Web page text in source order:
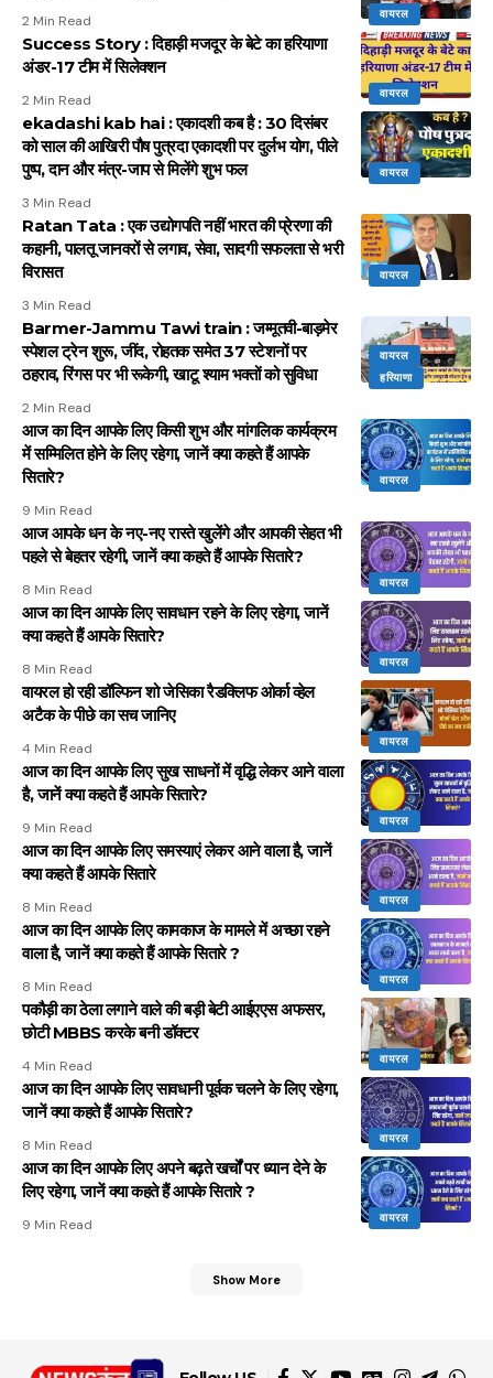
वायरल
2 Min Read
वायरल
Success Story : दिहाड़ी मजदूर के बेटे का हरियाणा
अंडर-17 टीम में सिलेक्शन
2 Min Read
वायरल
ekadashi kab hai : एकादशी कब है : 30 दिसंबर
को साल की आखिरी पौष पुत्रदा एकादशी पर दुर्लभ योग, पीले
पुष्प, दान और मंत्र-जाप से मिलेंगे शुभ फल
3 Min Read
वायरल
Ratan Tata : एक उद्योगपति नहीं भारत की प्रेरणा की
कहानी, पालतू जानवरों से लगाव, सेवा, सादगी सफलता से भरी
विरासत
3 Min Read
वायरल
हरियाणा
Barmer-Jammu Tawi train : जम्मूतवी-बाड़मेर
स्पेशल ट्रेन शुरू, जींद, रोहतक समेत 37 स्टेशनों पर
ठहराव, रिंगस पर भी रूकेगी, खाटू श्याम भक्तों को सुविधा
2 Min Read
वायरल
आज का दिन आपके लिए किसी शुभ और मांगलिक कार्यक्रम
में सम्मिलित होने के लिए रहेगा, जानें क्या कहते हैं आपके
सितारे?
9 Min Read
वायरल
आज आपके धन के नए-नए रास्ते खुलेंगे और आपकी सेहत भी
पहले से बेहतर रहेगी, जानें क्या कहते हैं आपके सितारे?
8 Min Read
वायरल
आज का दिन आपके लिए सावधान रहने के लिए रहेगा, जानें
क्या कहते हैं आपके सितारे?
8 Min Read
वायरल
वायरल हो रही डॉल्फिन शो जेसिका रैडक्लिफ ओर्का व्हेल
अटैक के पीछे का सच जानिए
4 Min Read
वायरल
आज का दिन आपके लिए सुख साधनों में वृद्धि लेकर आने वाला
है, जानें क्या कहते हैं आपके सितारे?
9 Min Read
वायरल
आज का दिन आपके लिए समस्याएं लेकर आने वाला है, जानें
क्या कहते हैं आपके सितारे
8 Min Read
वायरल
आज का दिन आपके लिए कामकाज के मामले में अच्छा रहने
वाला है, जानें क्या कहते हैं आपके सितारे ?
8 Min Read
वायरल
पकौड़ी का ठेला लगाने वाले की बड़ी बेटी आईएएस अफसर,
छोटी MBBS करके बनी डॉक्टर
4 Min Read
वायरल
आज का दिन आपके लिए सावधानी पूर्वक चलने के लिए रहेगा,
जानें क्या कहते हैं आपके सितारे?
8 Min Read
वायरल
आज का दिन आपके लिए अपने बढ़ते खर्चों पर ध्यान देने के
लिए रहेगा, जानें क्या कहते हैं आपके सितारे ?
9 Min Read
Show More